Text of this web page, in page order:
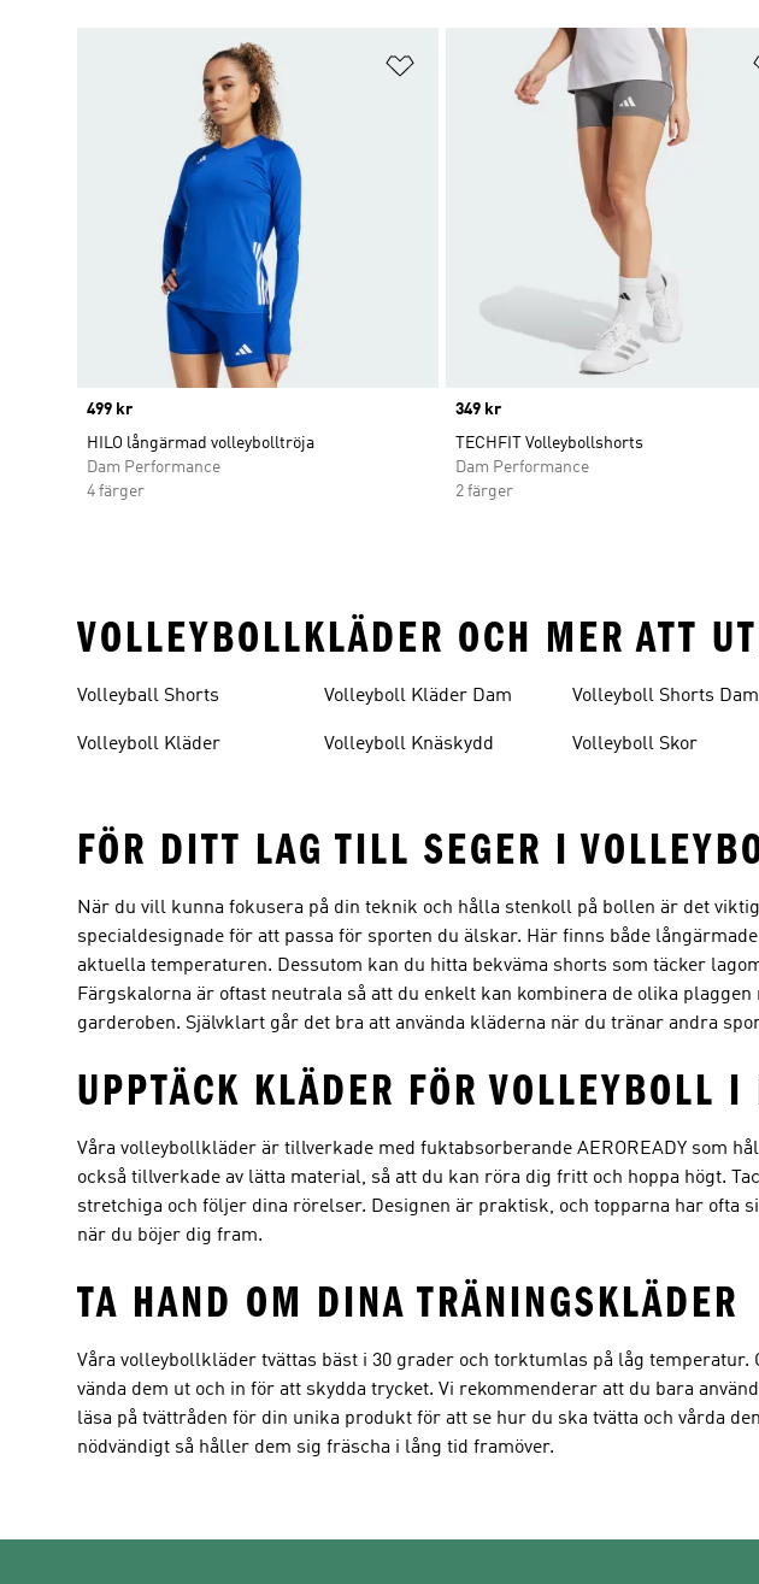
Lägg till på önskelistan
Price
499 kr
HILO långärmad volleybolltröja
Dam Performance
4 färger
Price
349 kr
TECHFIT Volleybollshorts
Dam Performance
2 färger
VOLLEYBOLLKLÄDER OCH MER ATT
Volleyball Shorts
Volleyboll Kläder
Volleyboll Kläder Dam
Volleyboll Knäskydd
Volleyboll Shorts Dam
Volleyboll Skor
FÖR DITT LAG TILL SEGER I
När du vill kunna fokusera på din teknik och hålla stenkoll på bollen är det
specialdesignade för att passa för sporten du älskar. Här finns både
aktuella temperaturen. Dessutom kan du hitta bekväma shorts som täcker
Färgskalorna är oftast neutrala så att du enkelt kan kombinera de olika
garderoben. Självklart går det bra att använda kläderna när du tränar andra
UPPTÄCK KLÄDER FÖR VOLLEYBOLL
Våra volleybollkläder är tillverkade med fuktabsorberande AEROREADY som
också tillverkade av lätta material, så att du kan röra dig fritt och hoppa högt.
stretchiga och följer dina rörelser. Designen är praktisk, och topparna har ofta
när du böjer dig fram.
TA HAND OM DINA TRÄNINGSKLÄDER
Våra volleybollkläder tvättas bäst i 30 grader och torktumlas på låg
vända dem ut och in för att skydda trycket. Vi rekommenderar att du bara
läsa på tvättråden för din unika produkt för att se hur du ska tvätta och vårda
nödvändigt så håller dem sig fräscha i lång tid framöver.